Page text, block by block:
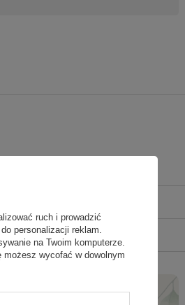
ruch i prowadzić
personalizacji reklam.
na Twoim komputerze.
możesz wycofać w dowolnym